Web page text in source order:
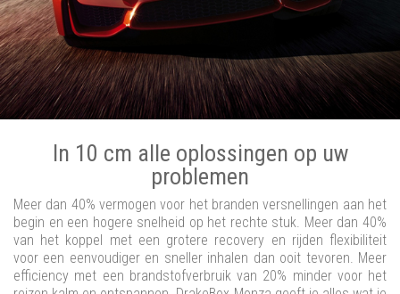
In 10 cm alle oplossingen op uw
problemen
Meer dan 40% vermogen voor het branden versnellingen aan het
begin en een hogere snelheid op het rechte stuk. Meer dan 40%
van het koppel met een grotere recovery en rijden flexibiliteit
voor een eenvoudiger en sneller inhalen dan ooit tevoren. Meer
efficiency met een brandstofverbruik van 20% minder voor het